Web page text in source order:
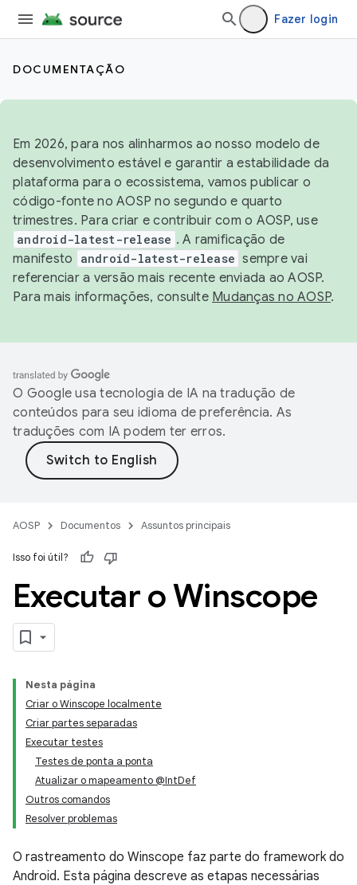
Fazer login
DOCUMENTAÇÃO
Em 2026, para nos alinharmos ao nosso modelo de
desenvolvimento estável e garantir a estabilidade da
plataforma para o ecossistema, vamos publicar o
código-fonte no AOSP no segundo e quarto
trimestres. Para criar e contribuir com o AOSP, use
android-latest-release . A ramificação de
manifesto
android-latest-release sempre vai
referenciar a versão mais recente enviada ao AOSP.
Para mais informações, consulte Mudanças no AOSP.
O Google usa tecnologia de IA na tradução de
conteúdos para seu idioma de preferência. As
traduções com IA podem ter erros.
AOSP Documentos Assuntos principais
Isso foi útil?
Executar o Winscope
Nesta página
Criar o Winscope localmente
Criar partes separadas
Executar testes
Testes de ponta a ponta
Atualizar o mapeamento @IntDef
Outros comandos
Resolver problemas
O rastreamento do Winscope faz parte do framework do
Android. Esta página descreve as etapas necessárias